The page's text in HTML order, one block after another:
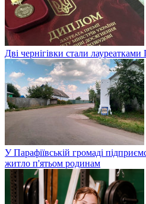
Дві чернігівки стали лауреатками
У Парафіївській громаді
житло п'ятьом родинам